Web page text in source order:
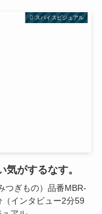
スパイスビジュアル
がするなす。
つぎもの）品番MBR-
インタビュー2分59